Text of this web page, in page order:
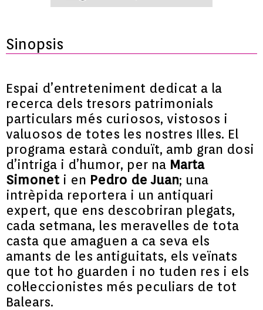
Sinopsis
Espai d’entreteniment dedicat a la
recerca dels tresors patrimonials
particulars més curiosos, vistosos i
valuosos de totes les nostres Illes. El
programa estarà conduït, amb gran dosi
d’intriga i d’humor, per na Marta
Simonet i en Pedro de Juan; una
intrèpida reportera i un antiquari
expert, que ens descobriran plegats,
cada setmana, les meravelles de tota
casta que amaguen a ca seva els
amants de les antiguitats, els veïnats
que tot ho guarden i no tuden res i els
col·leccionistes més peculiars de tot
Balears.